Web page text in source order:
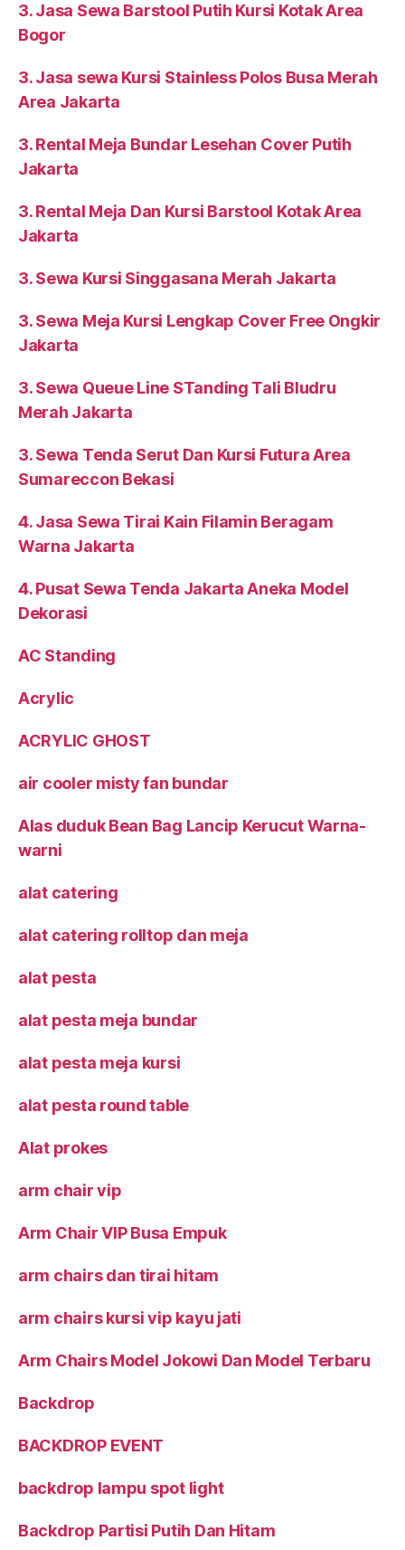
3. Jasa Sewa Barstool Putih Kursi Kotak Area
Bogor
3. Jasa sewa Kursi Stainless Polos Busa Merah
Area Jakarta
3. Rental Meja Bundar Lesehan Cover Putih
Jakarta
3. Rental Meja Dan Kursi Barstool Kotak Area
Jakarta
3. Sewa Kursi Singgasana Merah Jakarta
3. Sewa Meja Kursi Lengkap Cover Free Ongkir
Jakarta
3. Sewa Queue Line STanding Tali Bludru
Merah Jakarta
3. Sewa Tenda Serut Dan Kursi Futura Area
Sumareccon Bekasi
4. Jasa Sewa Tirai Kain Filamin Beragam
Warna Jakarta
4. Pusat Sewa Tenda Jakarta Aneka Model
Dekorasi
AC Standing
Acrylic
ACRYLIC GHOST
air cooler misty fan bundar
Alas duduk Bean Bag Lancip Kerucut Warna-
warni
alat catering
alat catering rolltop dan meja
alat pesta
alat pesta meja bundar
alat pesta meja kursi
alat pesta round table
Alat prokes
arm chair vip
Arm Chair VIP Busa Empuk
arm chairs dan tirai hitam
arm chairs kursi vip kayu jati
Arm Chairs Model Jokowi Dan Model Terbaru
Backdrop
BACKDROP EVENT
backdrop lampu spot light
Backdrop Partisi Putih Dan Hitam